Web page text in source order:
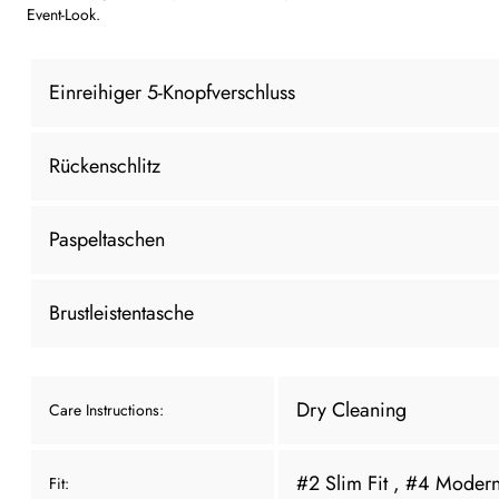
Event-Look.
Einreihiger 5-Knopfverschluss
Rückenschlitz
Paspeltaschen
Brustleistentasche
Care Instructions: Dry Cleaning
Fit: #2 Slim Fit, #4